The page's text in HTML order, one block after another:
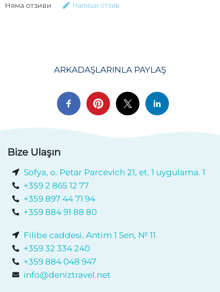
Няма отзиви Напиши отзив
ARKADAŞLARINLA ​​PAYLAŞ
Bize Ulaşın
Sofya, o. Petar Parcevich 21, et. 1 uygulama. 1
+359 2 865 12 77
+359 897 44 71 94
+359 884 91 88 80
Filibe caddesi. Antim 1 Sen, № 11
+359 32 334 240
+359 884 048 947
info@deniztravel.net